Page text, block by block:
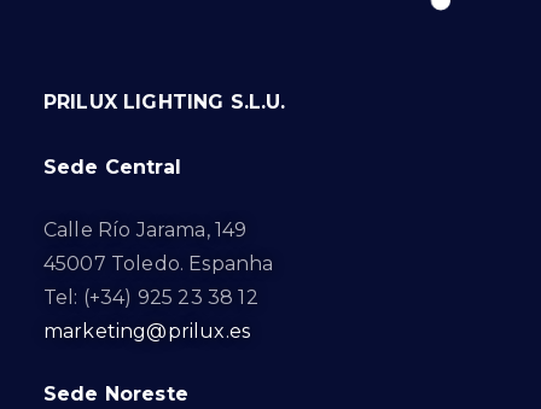
PRILUX LIGHTING S.L.U.
Sede Central
Calle Río Jarama, 149
45007 Toledo. Espanha
Tel: (+34) 925 23 38 12
marketing@prilux.es
Sede Noreste